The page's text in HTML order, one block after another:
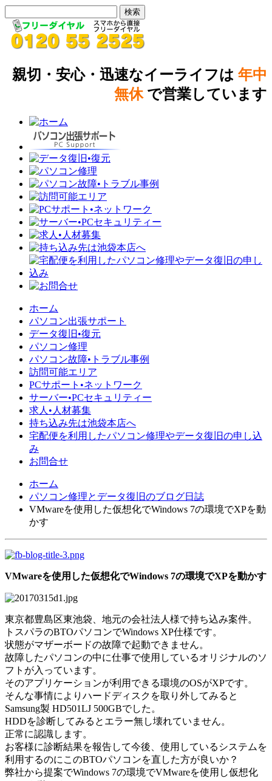
親切・安心・迅速なイーライフは 年中
無休で営業しています
ホーム
パソコン出張サポート
データ復旧•復元
パソコン修理
パソコン故障•トラブル事例
訪問可能エリア
PCサポート•ネットワーク
サーバー•PCセキュリティー
求人•人材募集
持ち込み先は池袋本店へ
宅配便を利用したパソコン修理やデータ復旧の申し込
み
お問合せ
ホーム
パソコン修理とデータ復旧のブログ日誌
VMwareを使用した仮想化でWindows 7の環境でXPを動
かす
VMwareを使用した仮想化でWindows 7の環境でXPを動かす
東京都豊島区東池袋、地元の会社法人様で持ち込み案件。
トスパラのBTOパソコンでWindows XP仕様です。
状態がマザーボードの故障で起動できません。
故障したパソコンの中に仕事で使用しているオリジナルのソ
フトが入っています。
そのアプリケーションが利用できる環境のOSがXPです。
そんな事情によりハードディスクを取り外してみると
Samsung製 HD501LJ 500GBでした。
HDDを診断してみるとエラー無し壊れていません。
正常に認識します。
お客様に診断結果を報告して今後、使用しているシステムを
利用するのにこのBTOパソコンを直した方が良いか？
弊社から提案でWindows 7の環境でVMwareを使用し仮想化